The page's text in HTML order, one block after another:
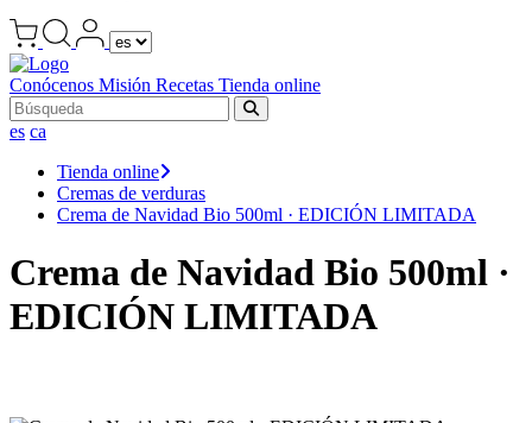
Conócenos Misión Recetas Tienda online
es ca
Tienda online
Cremas de verduras
Crema de Navidad Bio 500ml · EDICIÓN LIMITADA
Crema de Navidad Bio 500ml ·
EDICIÓN LIMITADA